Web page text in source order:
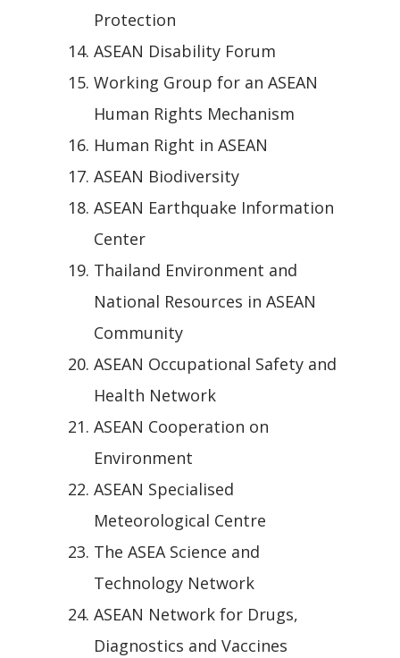
Protection
ASEAN Disability Forum
Working Group for an ASEAN
Human Rights Mechanism
Human Right in ASEAN
ASEAN Biodiversity
ASEAN Earthquake Information
Center
Thailand Environment and
National Resources in ASEAN
Community
ASEAN Occupational Safety and
Health Network
ASEAN Cooperation on
Environment
ASEAN Specialised
Meteorological Centre
The ASEA Science and
Technology Network
ASEAN Network for Drugs,
Diagnostics and Vaccines